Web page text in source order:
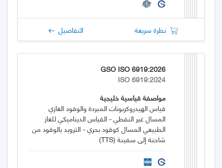
نظرة سريعة التفاصيل
GSO ISO 6919:2026
ISO 6919:2024
مواصفة قياسية خليجية
قياس الهيدروكربونات المبردة والوقود الغازي
المسال غير النفطي - القياس الديناميكي للغاز
الطبيعي المسال كوقود بحري - التزويد بالوقود من
شاحنة إلى سفينة (TTS)